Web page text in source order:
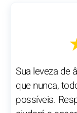
Sua leveza de
que nunca,
possíveis.